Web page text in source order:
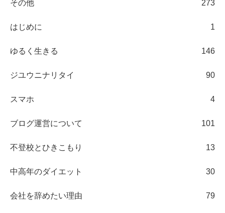
その他 273
はじめに 1
ゆるく生きる 146
ジユウニナリタイ 90
スマホ 4
ブログ運営について 101
不登校とひきこもり 13
中高年のダイエット 30
会社を辞めたい理由 79